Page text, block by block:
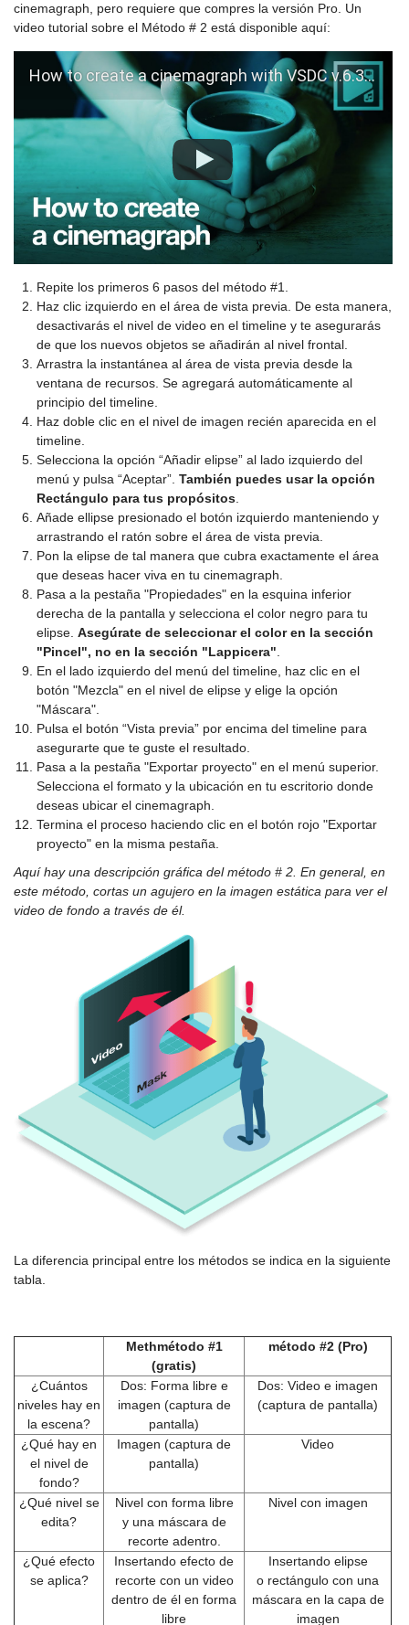
cinemagraph, pero requiere que compres la versión Pro. Un
video tutorial sobre el Método # 2 está disponible aquí:
How to create a cinemagraph with VSDC v.6.3.3
Repite los primeros 6 pasos del método #1.
Haz clic izquierdo en el área de vista previa. De esta manera,
desactivarás el nivel de video en el timeline y te asegurarás
de que los nuevos objetos se añadirán al nivel frontal.
Arrastra la instantánea al área de vista previa desde la
ventana de recursos. Se agregará automáticamente al
principio del timeline.
Haz doble clic en el nivel de imagen recién aparecida en el
timeline.
Selecciona la opción “Añadir elipse” al lado izquierdo del
menú y pulsa “Aceptar”. También puedes usar la opción
Rectángulo para tus propósitos
Añade ellipse presionado el botón izquierdo manteniendo y
arrastrando el ratón sobre el área de vista previa.
Pon la elipse de tal manera que cubra exactamente el área
que deseas hacer viva en tu cinemagraph.
Pasa a la pestaña "Propiedades" en la esquina inferior
derecha de la pantalla y selecciona el color negro para tu
elipse. Asegúrate de seleccionar el color en la sección
"Pincel", no en la sección "Lappicera"
En el lado izquierdo del menú del timeline, haz clic en el
botón "Mezcla" en el nivel de elipse y elige la opción
"Máscara".
Pulsa el botón “Vista previa” por encima del timeline para
asegurarte que te guste el resultado.
Pasa a la pestaña "Exportar proyecto" en el menú superior.
Selecciona el formato y la ubicación en tu escritorio donde
deseas ubicar el cinemagraph.
Termina el proceso haciendo clic en el botón rojo "Exportar
proyecto" en la misma pestaña.
Aquí hay una descripción gráfica del método # 2. En general, en
este método, cortas un agujero en la imagen estática para ver el
video de fondo a través de él.
La diferencia principal entre los métodos se indica en la siguiente
tabla.
Methmétodo #1
(gratis)
método #2 (Pro)
¿Cuántos
niveles hay en
la escena?
Dos: Forma libre e
imagen (captura de
pantalla)
Dos: Video e imagen
(captura de pantalla)
¿Qué hay en
el nivel de
fondo?
Imagen (captura de
pantalla)
Video
¿Qué nivel se
edita?
Nivel con forma libre
y una máscara de
recorte adentro.
Nivel con imagen
¿Qué efecto
se aplica?
Insertando efecto de
recorte con un video
dentro de él en forma
libre
Insertando elipse
o rectángulo con una
máscara en la capa de
imagen